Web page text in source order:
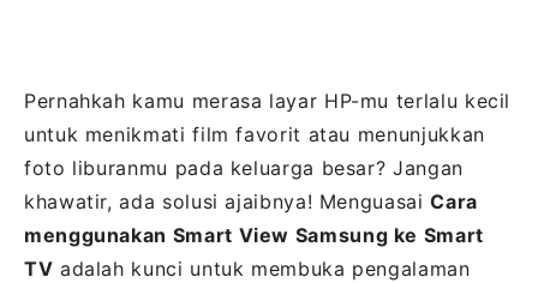
Pernahkah kamu merasa layar HP-mu terlalu kecil
untuk menikmati film favorit atau menunjukkan
foto liburanmu pada keluarga besar? Jangan
khawatir, ada solusi ajaibnya! MenguasaiCara
menggunakan Smart View Samsung ke Smart
TV adalah kunci untuk membuka pengalaman